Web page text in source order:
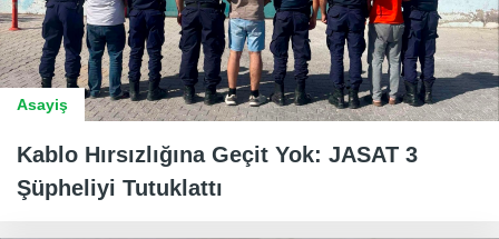
Asayiş
Kablo Hırsızlığına Geçit Yok: JASAT 3
Şüpheliyi Tutuklattı